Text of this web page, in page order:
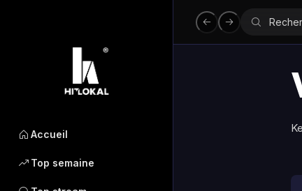
Accueil
Top semaine